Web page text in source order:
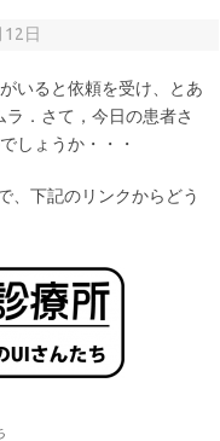
日
いると依頼を受け、とあ
．さて，今日の患者さ
しょうか・・・
、下記のリンクからどう